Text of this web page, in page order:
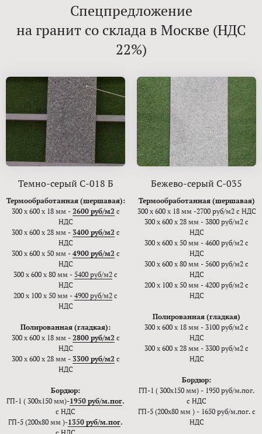
Спецпредложение
на гранит со склада в Москве (НДС
22%)
Темно-серый С-018 Б
Термообработанная (шершавая):
300 х 600 х 18 мм - 2600 руб/м2 с
НДС
300 х 600 х 28 мм - 3400 руб/м2 с
НДС
300 х 600 х 50 мм - 4900 руб/м2 с
НДС
300 х 600 х 80 мм - 5400 руб/м2 с
НДС
200 х 100 х 50 мм - 4900 руб/м2 с
НДС
Полированная (гладкая):
300 х 600 х 18 мм - 2800 руб/м2 с
НДС
300 х 600 х 28 мм - 3300 руб/м2 с
НДС
Бордюр:
ГП-1 ( 300х150 мм)-1950 руб/м.пог.
с НДС
ГП-5 (200х80 мм )-1350 руб/м.пог.
Бежево-серый С-035
Термообработанная (шершавая)
300 х 600 х 18 мм -2700 руб/м2 с НДС
300 х 600 х 28 мм - 3800 руб/м2 с
НДС
300 х 600 х 50 мм - 4600 руб/м2 с
НДС
300 х 600 х 80 мм - 5600 руб/м2 с
НДС
200 х 100 х 50 мм - 4200 руб/м2 с
НДС
Полированная (гладкая)
300 х 600 х 18 мм - 3100 руб/м2 с
НДС
300 х 600 х 28 мм - 3300 руб/м2 с
НДС
Бордюр:
ГП-1 ( 300х150 мм) - 1950 руб/м.пог.
с НДС
ГП-5 (200х80 мм ) - 1650 руб/м.пог. с
НДС